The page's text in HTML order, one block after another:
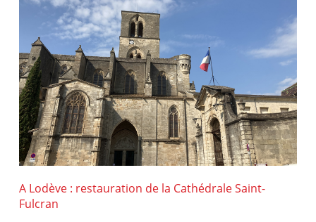
A Lodève : restauration de la Cathédrale Saint-
Fulcran